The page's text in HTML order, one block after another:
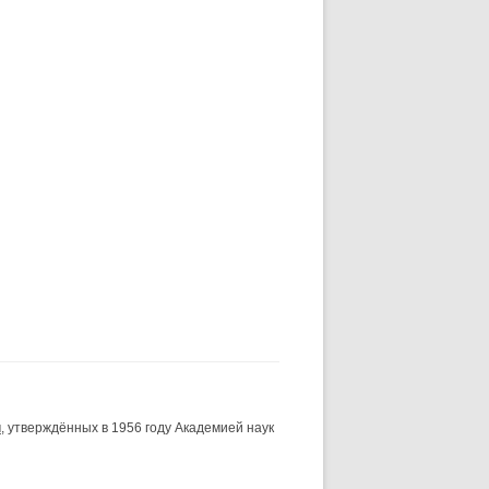
, утверждённых в 1956 году Академией наук